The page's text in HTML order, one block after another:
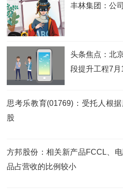
丰林集团：公
头条焦点：北
段提升工程7
思考乐教育(01769)：受托人根
股
方邦股份：相关新产品FCCL、
品占营收的比例较小